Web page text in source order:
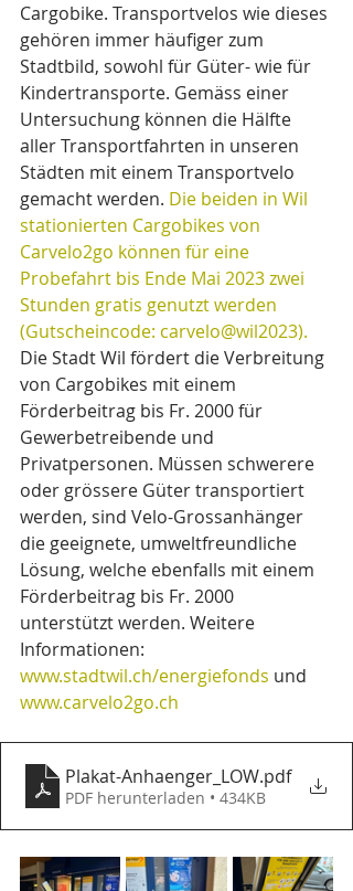
Cargobike. Transportvelos wie dieses
gehören immer häufiger zum
Stadtbild, sowohl für Güter- wie für
Kindertransporte. Gemäss einer
Untersuchung können die Hälfte
aller Transportfahrten in unseren
Städten mit einem Transportvelo
gemacht werden. Die beiden in Wil
stationierten Cargobikes von
Carvelo2go können für eine
Probefahrt bis Ende Mai 2023 zwei
Stunden gratis genutzt werden
(Gutscheincode: carvelo@wil2023).
Die Stadt Wil fördert die Verbreitung
von Cargobikes mit einem
Förderbeitrag bis Fr. 2000 für
Gewerbetreibende und
Privatpersonen. Müssen schwerere
oder grössere Güter transportiert
werden, sind Velo-Grossanhänger
die geeignete, umweltfreundliche
Lösung, welche ebenfalls mit einem
Förderbeitrag bis Fr. 2000
unterstützt werden. Weitere
Informationen:
www.stadtwil.ch/energiefonds und
www.carvelo2go.ch
Plakat-Anhaenger_LOW.pdf
PDF herunterladen • 434KB